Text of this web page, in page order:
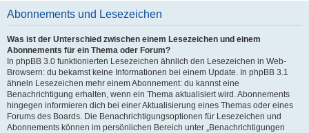
Abonnements und Lesezeichen
Was ist der Unterschied zwischen einem Lesezeichen und einem
Abonnements für ein Thema oder Forum?
In phpBB 3.0 funktionierten Lesezeichen ähnlich den Lesezeichen in Web-
Browsern: du bekamst keine Informationen bei einem Update. In phpBB 3.1
ähneln Lesezeichen mehr einem Abonnement: du kannst eine
Benachrichtigung erhalten, wenn ein Thema aktualisiert wird. Abonnements
hingegen informieren dich bei einer Aktualisierung eines Themas oder eines
Forums des Boards. Die Benachrichtigungsoptionen für Lesezeichen und
Abonnements können im persönlichen Bereich unter „Benachrichtigungen